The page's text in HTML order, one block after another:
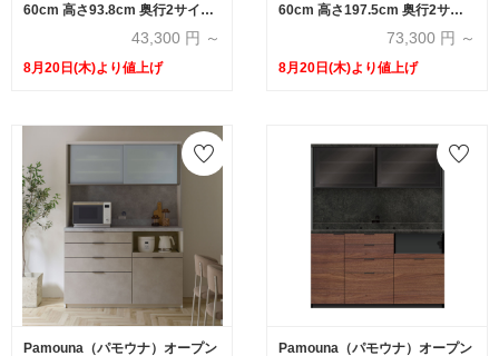
60cm 高さ93.8cm 奥行2サイズ
（44.5cm・50cm）全4色
43,300 円 ～
8月20日(木)より値上げ
60cm 高さ197.5cm 奥行2サイ
ズ（44.5cm・50cm）全4色
73,300 円 ～
8月20日(木)より値上げ
Pamouna（パモウナ）オープン Pamouna（パモウナ）オープン